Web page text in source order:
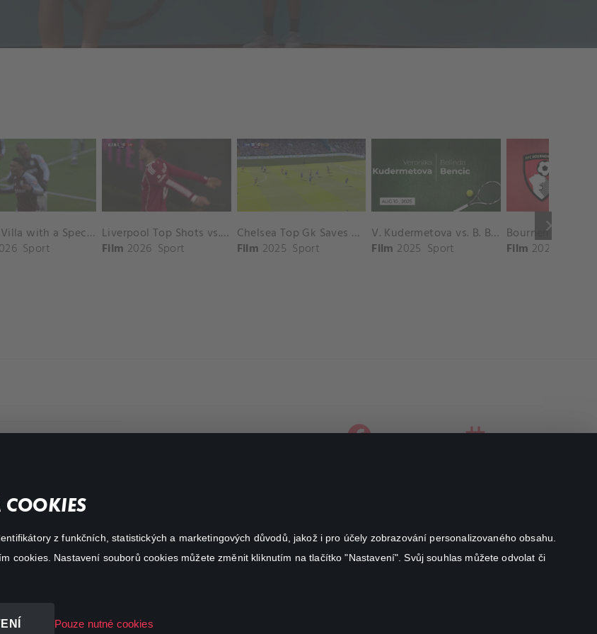
z funkčních, statistických a marketingových důvodů, jakož i pro účely zobrazování personalizovaného obsahu.
cookies. Nastavení souborů cookies můžete změnit kliknutím na tlačítko "Nastavení". Svůj souhlas můžete odvolat či
Pouze nutné cookies
keyboard_arrow_right
Aston Villa with a Spectacular Goal vs. Nottingham Forest
Sport
Liverpool Top Shots vs. Fulham
Film 2026 Sport
Chelsea Top Gk Saves vs. Crystal Palace
Film 2025 Sport
V. Kudermetova vs. B. Bencic Match Highlights - CINCINNATI_Champions Court ( August 10, 2025)
Film 2025 Sport Film 2025
facebookinstagram
Canal+ Luxembourg S. à r.l. se sídlem Rue Albert Borschette 4,